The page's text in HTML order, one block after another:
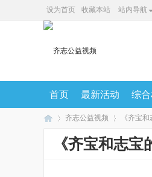
设为首页 收藏本站 站内导航
首页 最新活动 综合
齐志公益视频 《齐宝
《齐宝和志